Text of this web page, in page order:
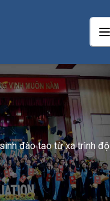
đào tạo từ xa trình độ
năm 2025 của Đại
Khu vực tại Thành phố
Bản (Đợt 6)